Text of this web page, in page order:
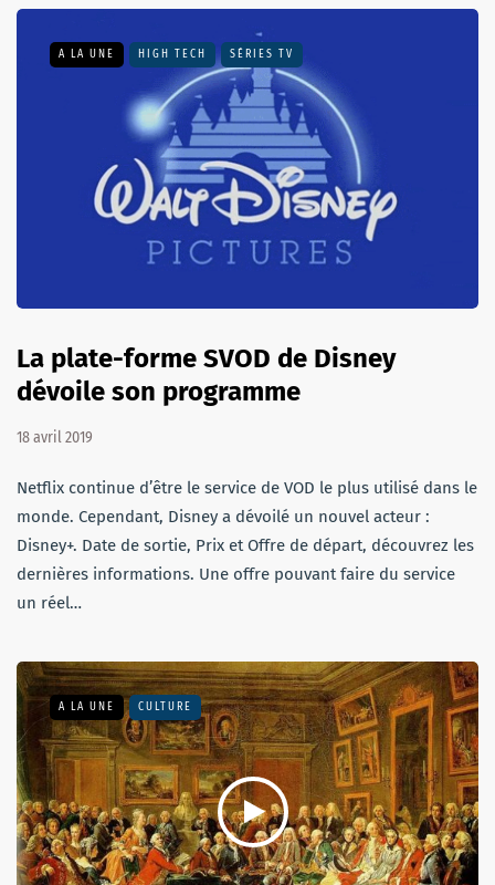
A LA UNE HIGH TECH SÉRIES TV
La plate-forme SVOD de Disney
dévoile son programme
18 avril 2019
Netflix continue d’être le service de VOD le plus utilisé dans le
monde. Cependant, Disney a dévoilé un nouvel acteur :
Disney+. Date de sortie, Prix et Offre de départ, découvrez les
dernières informations. Une offre pouvant faire du service
un réel…
A LA UNE CULTURE